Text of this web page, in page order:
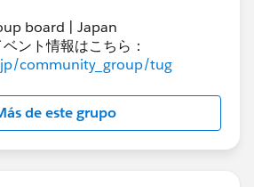
board | Japan
ント情報はこちら：
community_group/tug
de este grupo